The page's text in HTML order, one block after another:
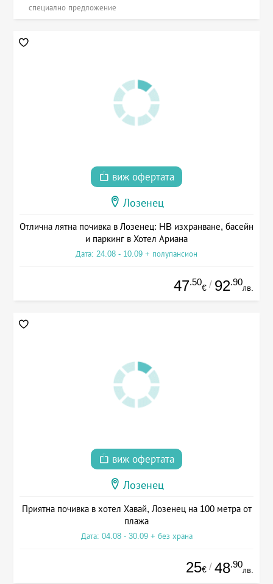
специално предложение
виж офертата
Лозенец
Отлична лятна почивка в Лозенец: HB изхранване, басейн
и паркинг в Хотел Ариана
Дата: 24.08 - 10.09 + полупансион
47.50
€ / 92.90
лв.
виж офертата
Лозенец
Приятна почивка в хотел Хавай, Лозенец на 100 метра от
плажа
Дата: 04.08 - 30.09 + без храна
25€ / 48.90
лв.